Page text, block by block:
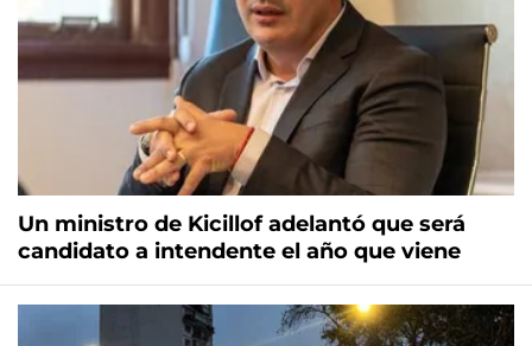
Un ministro de Kicillof adelantó que será
candidato a intendente el año que viene